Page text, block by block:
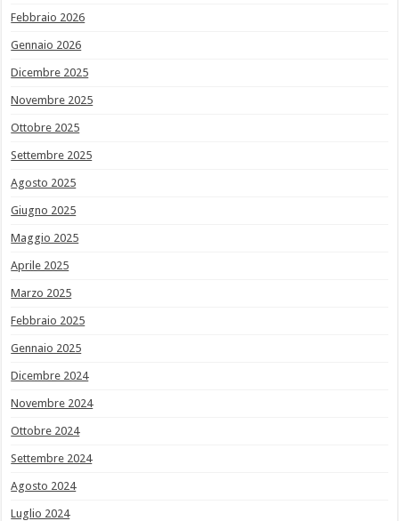
Febbraio 2026
Gennaio 2026
Dicembre 2025
Novembre 2025
Ottobre 2025
Settembre 2025
Agosto 2025
Giugno 2025
Maggio 2025
Aprile 2025
Marzo 2025
Febbraio 2025
Gennaio 2025
Dicembre 2024
Novembre 2024
Ottobre 2024
Settembre 2024
Agosto 2024
Luglio 2024